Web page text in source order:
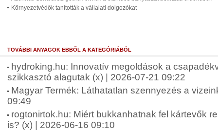
Környezetvédők tanították a vállalati dolgozókat
TOVÁBBI ANYAGOK EBBŐL A KATEGÓRIÁBÓL
hydroking.hu: Innovatív megoldások a
szikkasztó alagutak (x) | 2026-07-21 09:22
Magyar Termék: Láthatatlan szennyezés a
09:49
rogtonirtok.hu: Miért bukkanhatnak fel kártevők
is? (x) | 2026-06-16 09:10